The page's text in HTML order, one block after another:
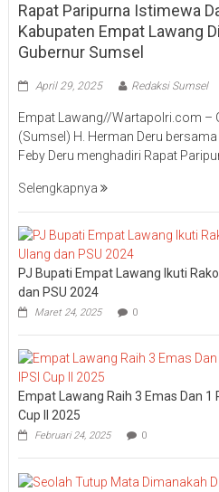
Rapat Paripurna Istimewa
Kabupaten Empat Lawang
Gubernur Sumsel
April 29, 2025 Redaksi Sumsel
Empat Lawang//Wartapolri.com –
(Sumsel) H. Herman Deru bersama
Feby Deru menghadiri Rapat
Selengkapnya
PJ Bupati Empat Lawang Ikuti
dan PSU 2024
Maret 24, 2025 0
Empat Lawang Raih 3 Emas Dan 1
Cup II 2025
Februari 24, 2025 0